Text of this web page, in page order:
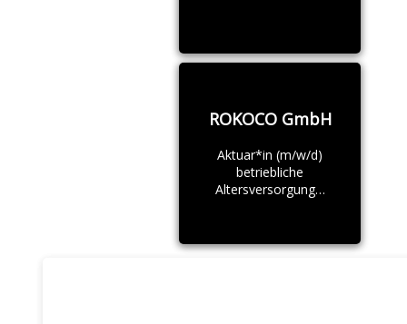
ROKOCO GmbH
Aktuar*in (m/w/d)
betriebliche
Altersversorgung…